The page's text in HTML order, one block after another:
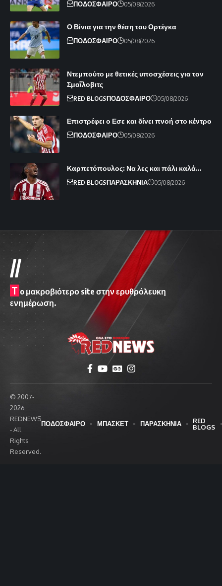
ΠΟΔΟΣΦΑΙΡΟ 05/08/2026
Ο Βίνια για την θέση του Ορτέγκα
ΠΟΔΟΣΦΑΙΡΟ 05/08/2026
Ντεμπούτο με θετικές υποσχέσεις για τον
Σμαΐλοβιτς
RED BLOGSΠΟΔΟΣΦΑΙΡΟ 05/08/2026
Επιστρέφει ο Εσε και δίνει πνοή στο κέντρο
ΠΟΔΟΣΦΑΙΡΟ 05/08/2026
Καρπετόπουλος: Να λες και πάλι καλά…
RED BLOGSΠΑΡΑΣΚΗΝΙΑ 05/08/2026
//
T o μακροβιότερο site στην ερυθρόλευκη
ενημέρωση.
© 2007-
2026
REDNEWS
- All
Rights
Reserved.
ΠΟΔΟΣΦΑΙΡΟ ΜΠΑΣΚΕΤ ΠΑΡΑΣΚΗΝΙΑ
RED
BLOGS